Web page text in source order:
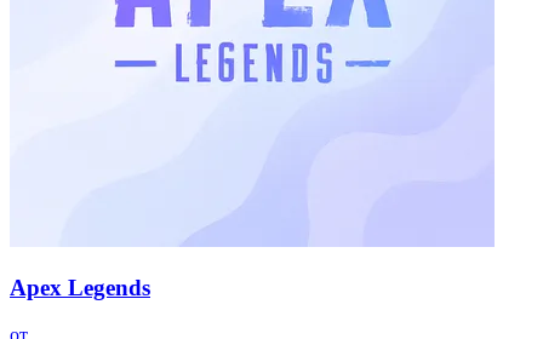
Apex Legends
от …